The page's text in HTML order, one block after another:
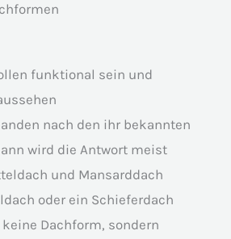
funktional sein und
nach den ihr bekannten
wird die Antwort meist
und Mansarddach
oder ein Schieferdach
Dachform, sondern